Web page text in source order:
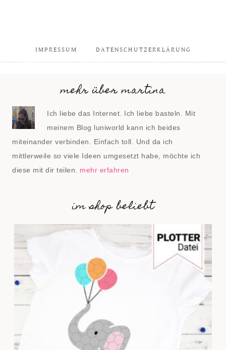
IMPRESSUM DATENSCHUTZERKLÄRUNG
mehr über martina
Ich liebe das Internet. Ich liebe basteln. Mit
meinem Blog luniworld kann ich beides
miteinander verbinden. Einfach toll. Und da ich
mittlerweile so viele Ideen umgesetzt habe, möchte ich
diese mit dir teilen. mehr erfahren
im shop beliebt